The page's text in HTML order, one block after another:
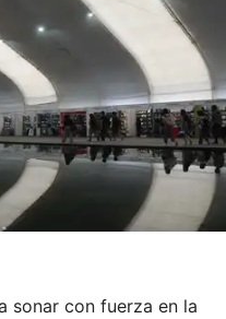
sonar con fuerza en la